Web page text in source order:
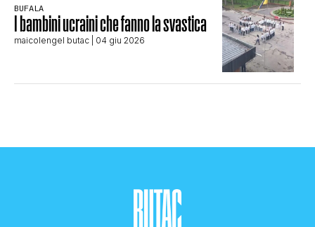
BUFALA
I bambini ucraini che fanno la svastica
maicolengel butac | 04 giu 2026